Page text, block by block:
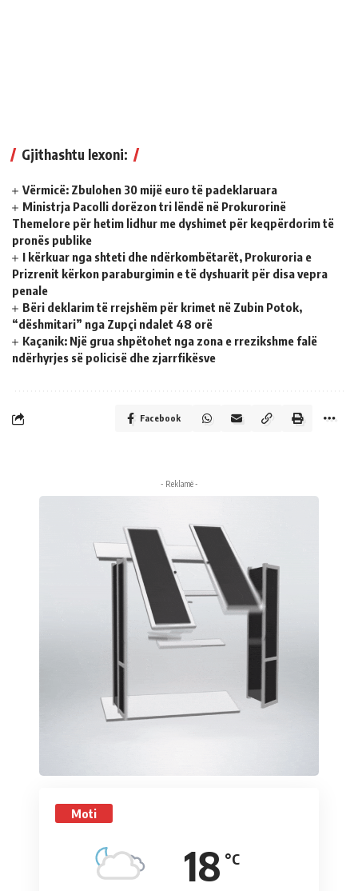
Gjithashtu lexoni:
Vërmicë: Zbulohen 30 mijë euro të padeklaruara
Ministrja Pacolli dorëzon tri lëndë në Prokurorinë
Themelore për hetim lidhur me dyshimet për keqpërdorim të
pronës publike
I kërkuar nga shteti dhe ndërkombëtarët, Prokuroria e
Prizrenit kërkon paraburgimin e të dyshuarit për disa vepra
penale
​Bëri deklarim të rrejshëm për krimet në Zubin Potok,
“dëshmitari” nga Zupçi ndalet 48 orë
Kaçanik: Një grua shpëtohet nga zona e rrezikshme falë
ndërhyrjes së policisë dhe zjarrfikësve
Facebook
- Reklamë -
Moti
18 °C